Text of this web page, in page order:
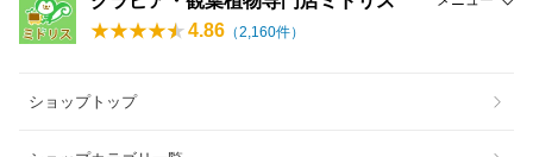
4.86 （2,160件）
ショップトップ